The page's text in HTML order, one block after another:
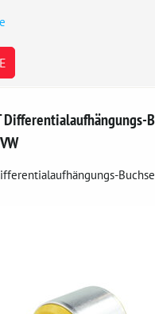
Differentialaufhängungs-